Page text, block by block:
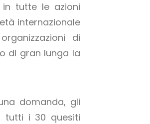
tutte le azioni
internazionale
di
di gran lunga la
domanda, gli
tutti i 30 quesiti